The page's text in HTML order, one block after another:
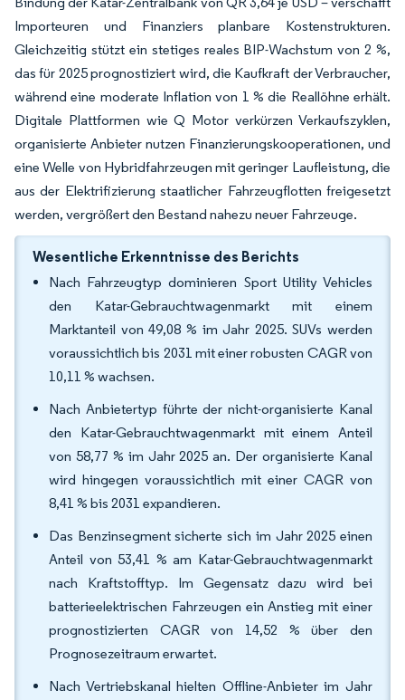
Importeuren und Finanziers planbare Kostenstrukturen.
Gleichzeitig stützt ein stetiges reales BIP-Wachstum von 2 %,
das für 2025 prognostiziert wird, die Kaufkraft der Verbraucher,
während eine moderate Inflation von 1 % die Reallöhne erhält.
Digitale Plattformen wie Q Motor verkürzen Verkaufszyklen,
organisierte Anbieter nutzen Finanzierungskooperationen, und
eine Welle von Hybridfahrzeugen mit geringer Laufleistung, die
aus der Elektrifizierung staatlicher Fahrzeugflotten freigesetzt
werden, vergrößert den Bestand nahezu neuer Fahrzeuge.
Wesentliche Erkenntnisse des Berichts
Nach Fahrzeugtyp dominieren Sport Utility Vehicles
den Katar-Gebrauchtwagenmarkt mit einem
Marktanteil von 49,08 % im Jahr 2025. SUVs werden
voraussichtlich bis 2031 mit einer robusten CAGR von
10,11 % wachsen.
Nach Anbietertyp führte der nicht-organisierte Kanal
den Katar-Gebrauchtwagenmarkt mit einem Anteil
von 58,77 % im Jahr 2025 an. Der organisierte Kanal
wird hingegen voraussichtlich mit einer CAGR von
8,41 % bis 2031 expandieren.
Das Benzinsegment sicherte sich im Jahr 2025 einen
Anteil von 53,41 % am Katar-Gebrauchtwagenmarkt
nach Kraftstofftyp. Im Gegensatz dazu wird bei
batterieelektrischen Fahrzeugen ein Anstieg mit einer
prognostizierten CAGR von 14,52 % über den
Prognosezeitraum erwartet.
Nach Vertriebskanal hielten Offline-Anbieter im Jahr